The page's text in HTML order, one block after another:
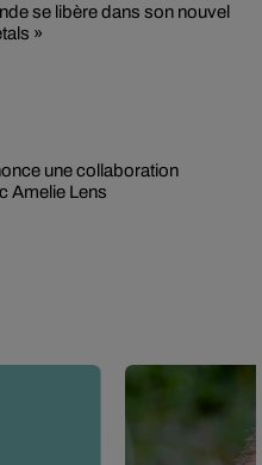
se libère dans son nouvel
»
une collaboration
Amelie Lens